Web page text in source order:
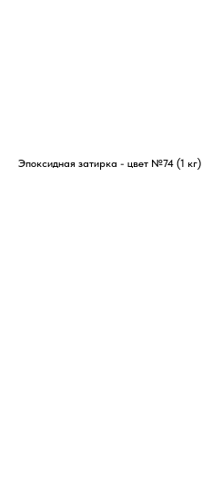
Эпоксидная затирка - цвет №74 (1 кг)